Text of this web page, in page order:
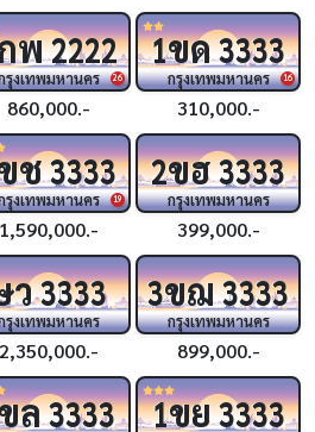
26
พ2222
รุงเทพมหานคร
860,000.-
16
1ขด3333
กรุงเทพมหานคร
310,000.-
19
ช3333
รุงเทพมหานคร
1,590,000.-
2ขฮ3333
กรุงเทพมหานคร
399,000.-
ว3333
รุงเทพมหานคร
2,350,000.-
3ขฌ3333
กรุงเทพมหานคร
899,000.-
ล3333 1ขย3333